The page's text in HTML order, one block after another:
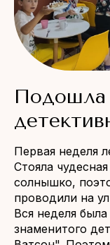
Подошла
Первая неделя
Стояла
солнышко,
проводили на
Вся неделя
знаменитого